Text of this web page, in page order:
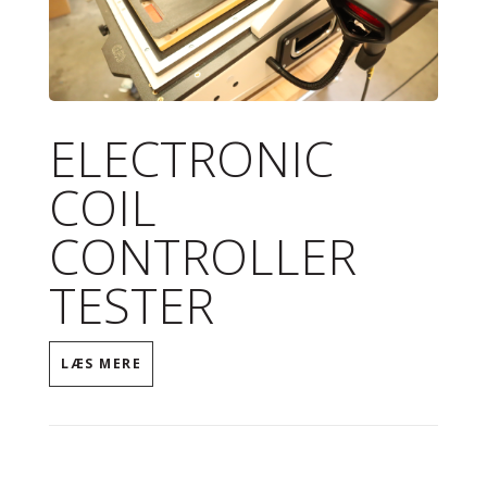
ELECTRONIC
COIL
CONTROLLER
TESTER
LÆS MERE